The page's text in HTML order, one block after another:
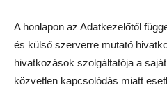
A honlapon az Adatkezelőtől
és külső szerverre mutató
hivatkozások szolgáltatója a
közvetlen kapcsolódás miatt